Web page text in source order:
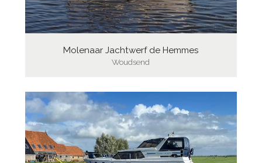
Molenaar Jachtwerf de Hemmes
Woudsend